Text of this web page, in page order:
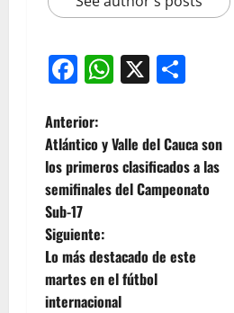
Facebook
WhatsApp
X
Anterior:
Atlántico y Valle del Cauca son
los primeros clasificados a las
semifinales del Campeonato
Sub-17
Siguiente:
Lo más destacado de este
martes en el fútbol
internacional